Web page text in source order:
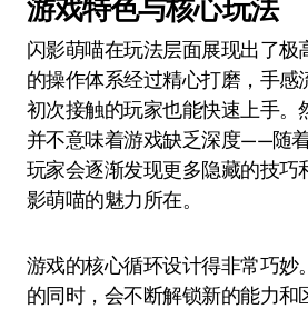
游戏特色与核心玩法
闪影萌喵在玩法层面展现出了极
的操作体系经过精心打磨，手感
初次接触的玩家也能快速上手。
并不意味着游戏缺乏深度——随
玩家会逐渐发现更多隐藏的技巧
影萌喵的魅力所在。
游戏的核心循环设计得非常巧妙
的同时，会不断解锁新的能力和